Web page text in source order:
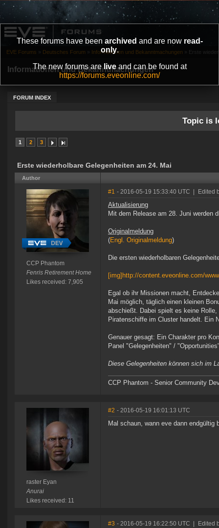
These forums have been archived and are now read-
only.
The new forums areliveand can be found at
https://forums.eveonline.com/
Informationen und Bekanntmachungen
FORUM INDEX
EVE Forums » Deutsches Forum » Informationen und Bekanntmachungen » Erste
Topic is
1 2 3
Erste wiederholbare Gelegenheiten am 24. Mai
Author
CCP Phantom
Fenris Retirement Home
Likes received: 7,905
#1 - 2016-05-19 15:33:40 UTC Edited
Aktualisierung
Mit dem Release am 28. Juni werden
Originalmeldung
(Engl. Originalmeldung)
Die ersten wiederholbaren
[img]http://content.eveonline.com/
Egal ob ihr Missionen macht,
Mai möglich, täglich einen kleinen
abschießt. Dabei spielt es keine
Piratenschiffe im Cluster handelt. Ein
Genauer gesagt: Ein Charakter pro
Panel "Gelegenheiten" /
Diese Gelegenheiten können sich im
CCP Phantom - Senior Community
raster Eyan
Anurai
Likes received: 11
#2 - 2016-05-19 16:01:13 UTC
Mal schaun, wann eve dann
#3 - 2016-05-19 16:22:50 UTC Edited